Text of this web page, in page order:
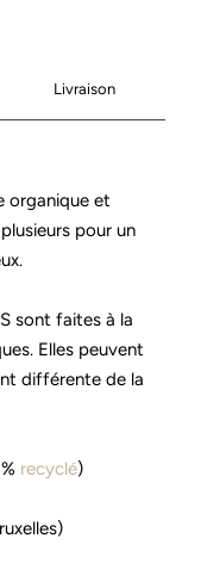
Livraison
organique et
pour un
sont faites à la
Elles peuvent
différente de la
recyclé)